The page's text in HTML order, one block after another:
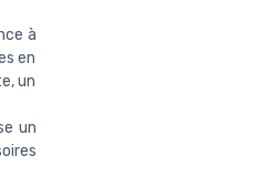
à
en
un
un